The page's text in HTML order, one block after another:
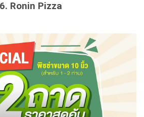
6. Ronin Pizza